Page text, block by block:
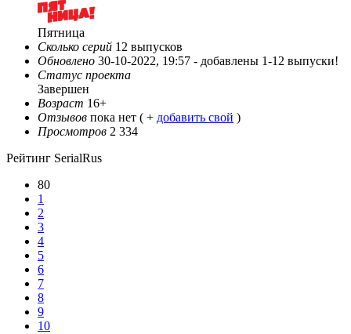
Пятница
Сколько серий 12 выпусков
Обновлено 30-10-2022, 19:57 - добавлены 1-12 выпуски!
Статус проекта
Завершен
Возраст 16+
Отзывов пока нет ( + добавить свой )
Просмотров 2 334
Рейтинг SerialRus
80
1
2
3
4
5
6
7
8
9
10